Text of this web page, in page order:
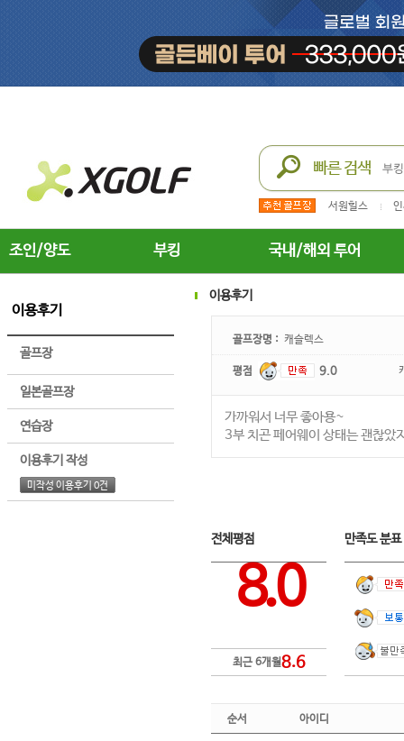
서원힐스
조인/양도 부킹 국내/해외 투어
이용후기
골프장
일본골프장
연습장
이용후기 작성
미작성 이용후기 0건
이용후기
골프장명 : 캐슬렉스
평점 9.0
가까워서 너무 좋아용~
3부 치곤 페어웨이 상태는 괜찮았
전체평점
8.0
최근 6개월8.6
만족도 분
순서 아이디